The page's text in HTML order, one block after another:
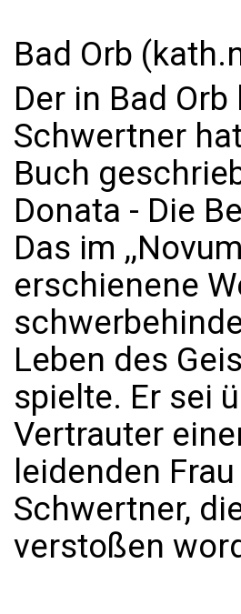
Bad Orb
Der in Bad
Schwertner
Buch
Donata - Die
Das im
erschienene
Leben des
spielte. Er sei
Vertrauter
leidenden
Schwertner,
verstoßen